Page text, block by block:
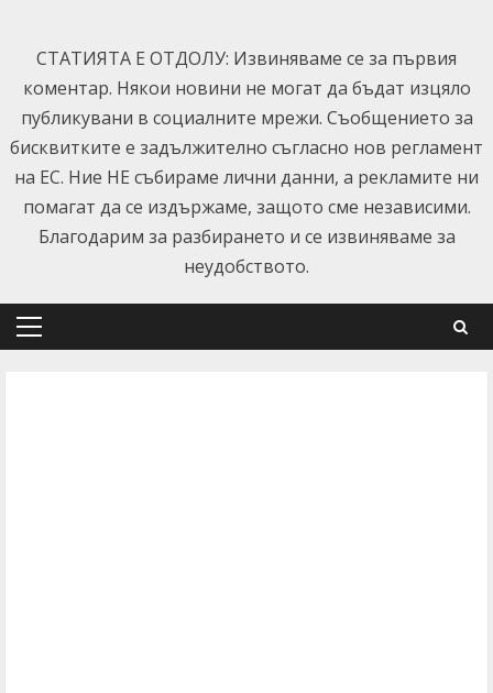
content
СТАТИЯТА Е ОТДОЛУ: Извиняваме се за първия
коментар. Някои новини не могат да бъдат изцяло
публикувани в социалните мрежи. Съобщението за
бисквитките е задължително съгласно нов регламент
на ЕС. Ние НЕ събираме лични данни, а рекламите ни
помагат да се издържаме, защото сме независими.
Благодарим за разбирането и се извиняваме за
неудобството.
Primary